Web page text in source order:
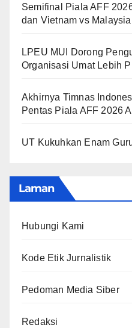
Semifinal Piala AFF
dan Vietnam vs Malaysia
LPEU MUI Dorong
Organisasi Umat Lebih
Akhirnya Timnas
Pentas Piala AFF 2026
UT Kukuhkan Enam
Laman
Hubungi Kami
Kode Etik Jurnalistik
Pedoman Media Siber
Redaksi